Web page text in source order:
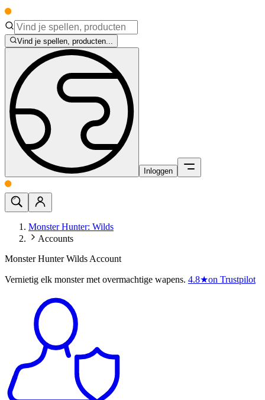
Vind je spellen, producten...
Inloggen
Monster Hunter: Wilds
Accounts
Monster Hunter Wilds Account
Vernietig elk monster met overmachtige wapens. 4.8★on Trustpilot